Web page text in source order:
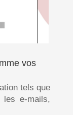
vos
tels que
les e-mails,